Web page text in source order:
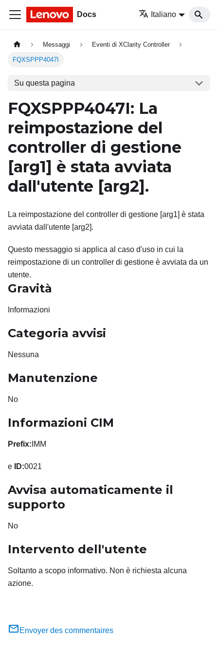
Docs Italiano
Messaggi Eventi di XClarity Controller
FQXSPPP4047I
Su questa pagina
FQXSPPP4047I: La
reimpostazione del
controller di gestione
[arg1] è stata avviata
dall'utente [arg2] .
La reimpostazione del controller di gestione [arg1] è stata
avviata dall'utente [arg2].
Questo messaggio si applica al caso d'uso in cui la
reimpostazione di un controller di gestione è avviata da un
utente.
Gravità
Informazioni
Categoria avvisi
Nessuna
Manutenzione
No
Informazioni CIM
Prefix: IMM
e ID:0021
Avvisa automaticamente il
supporto
No
Intervento dell'utente
Soltanto a scopo informativo. Non è richiesta alcuna
azione.
Envoyer des commentaires